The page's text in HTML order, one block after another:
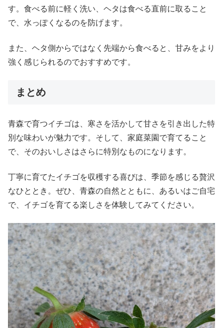
す。食べる前に軽く洗い、ヘタは食べる直前に取ること
で、水っぽくなるのを防げます。
また、ヘタ側からではなく先端から食べると、甘みをより
強く感じられるのでおすすめです。
まとめ
青森で育つイチゴは、寒さを活かして甘さを引き出した特
別な味わいが魅力です。そして、家庭菜園で育てること
で、そのおいしさはさらに特別なものになります。
丁寧に育てたイチゴを収穫する喜びは、季節を感じる贅沢
なひととき。ぜひ、青森の自然とともに、あるいはご自宅
で、イチゴを育てる楽しさを体験してみてください。